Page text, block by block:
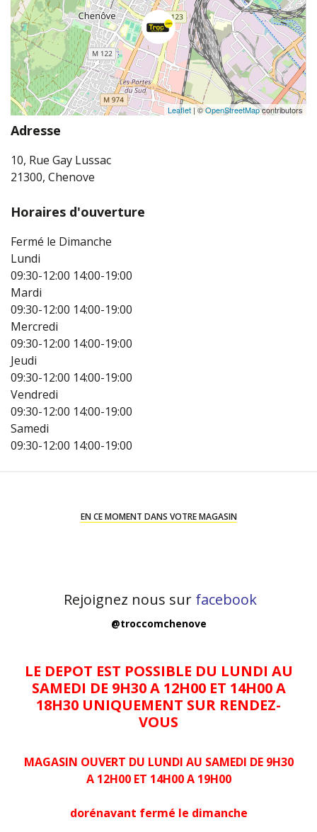
Leaflet | ©OpenStreetMapcontributors
Adresse
10, Rue Gay Lussac
21300, Chenove
Horaires d'ouverture
Fermé le Dimanche
Lundi
09:30-12:00 14:00-19:00
Mardi
09:30-12:00 14:00-19:00
Mercredi
09:30-12:00 14:00-19:00
Jeudi
09:30-12:00 14:00-19:00
Vendredi
09:30-12:00 14:00-19:00
Samedi
09:30-12:00 14:00-19:00
EN CE MOMENT DANS VOTRE MAGASIN
Rejoignez nous sur facebook
@troccomchenove
LE DEPOT EST POSSIBLE DU LUNDI AU
SAMEDI DE 9H30 A 12H00 ET 14H00 A
18H30 UNIQUEMENT SUR RENDEZ-
VOUS
MAGASIN OUVERT DU LUNDI AU SAMEDI DE 9H30
A 12H00 ET 14H00 A 19H00
dorénavant fermé le dimanche